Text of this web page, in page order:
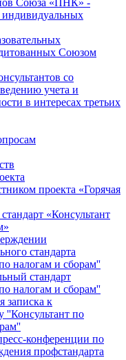
Союза «ПНК» -
Союзом
со
учета и
в интересах третьих
проекта «Горячая
«Консультант
стандарта
налогам и сборам''
стандарт
налогам и сборам''
записка к
''Консультант по
конференции по
профстандарта